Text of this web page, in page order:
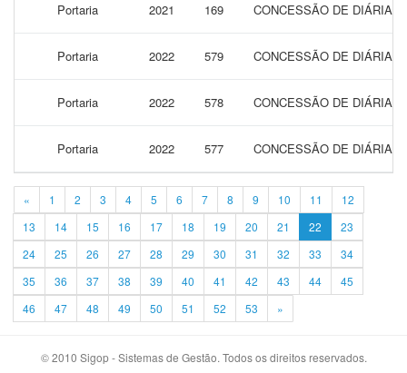
Portaria 2021 169 CONCESSÃO DE DIÁRIAS
Portaria 2022 579 CONCESSÃO DE
Portaria 2022 578 CONCESSÃO DE
Portaria 2022 577 CONCESSÃO DE
« 1 2 3 4 5 6 7 8 9 10 11
12
13
14 15 16 17 18 19 20 21 22
23
24
25 26 27 28 29 30 31 32 33
34
35
36 37 38 39 40 41 42 43 44
45
46
47 48 49 50 51 52 53 »
© 2010 Sigop - Sistemas de Gestão. Todos os direitos reservados.